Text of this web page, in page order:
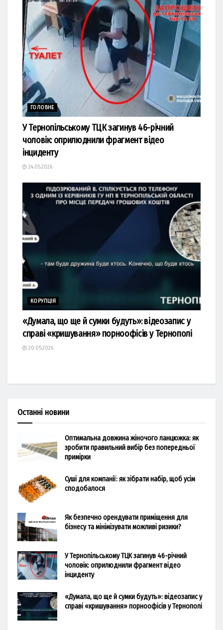
ГОЛОВНЕ
У Тернопільському ТЦК загинув 46-річний
чоловік: оприлюднили фрагмент відео
інциденту
24.05.2026
КОРУПЦІЯ
«Думала, що ще й сумки будуть»: відеозапис у
справі «кришування» порноофісів у Тернополі
20.05.2026
Останні новини
Оптимальна довжина жіночого ланцюжка: як
зробити правильний вибір без попередньої
примірки
Суші для компанії: як зібрати набір, щоб усім
сподобалося
Як безпечно орендувати приміщення для
бізнесу та мінімізувати можливі ризики?
У Тернопільському ТЦК загинув 46-річний
чоловік: оприлюднили фрагмент відео
інциденту
«Думала, що ще й сумки будуть»: відеозапис у
справі «кришування» порноофісів у Тернополі